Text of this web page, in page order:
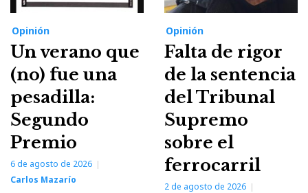
Opinión
Un verano que
(no) fue una
pesadilla:
Segundo
Premio
6 de agosto de 2026
Carlos Mazarío
Opinión
Falta de rigor
de la sentencia
del Tribunal
Supremo
sobre el
ferrocarril
2 de agosto de 2026